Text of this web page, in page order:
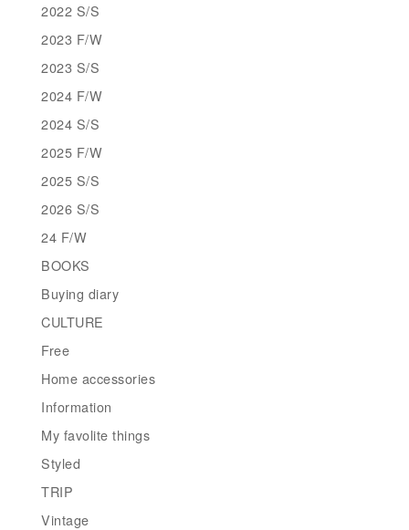
2022 S/S
2023 F/W
2023 S/S
2024 F/W
2024 S/S
2025 F/W
2025 S/S
2026 S/S
24 F/W
BOOKS
Buying diary
CULTURE
Free
Home accessories
Information
My favolite things
Styled
TRIP
Vintage